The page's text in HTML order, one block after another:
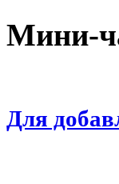
Мини-
Для